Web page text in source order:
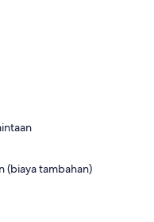
(biaya tambahan)